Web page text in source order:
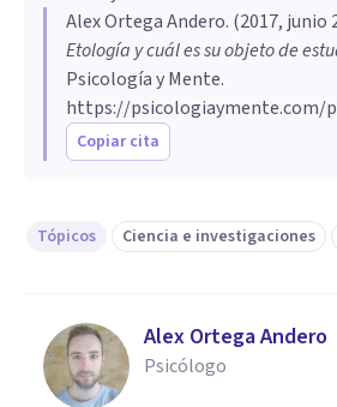
Alex Ortega Andero. (2017, junio
Etología y cuál es su objeto de
Psicología y Mente.
https://psicologiaymente.com/
Copiar cita
Tópicos Ciencia e investigaciones
Alex Ortega Andero
Psicólogo